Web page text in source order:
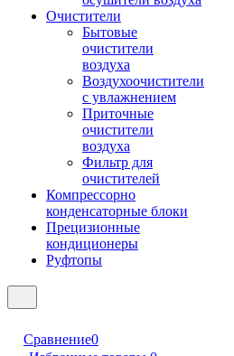
Очистители
Бытовые
очистители
воздуха
Воздухоочистители
с увлажнением
Приточные
очистители
воздуха
Фильтр для
очистителей
Компрессорно
конденсаторные блоки
Прецизионные
кондиционеры
Руфтопы
Сравнение0